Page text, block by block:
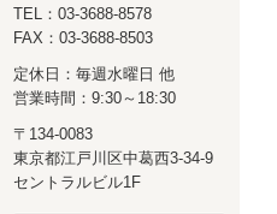
TEL：03-3688-8578
FAX：03-3688-8503
定休日：毎週水曜日 他
営業時間：9:30～18:30
〒134-0083
東京都江戸川区中葛西3-34-9
セントラルビル1F